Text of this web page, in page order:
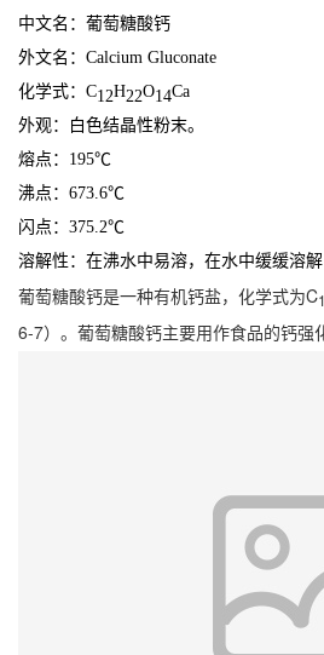
中文名：葡萄糖酸钙
外文名：Calcium Gluconate
化学式：C12H22O14Ca
外观：白色结晶性粉末。
熔点：195℃
沸点：673.6℃
闪点：375.2℃
溶解性：在沸水中易溶，在水中缓缓溶解
葡萄糖酸钙是一种有机钙盐，化学式为C
6-7）。葡萄糖酸钙主要用作食品的钙强